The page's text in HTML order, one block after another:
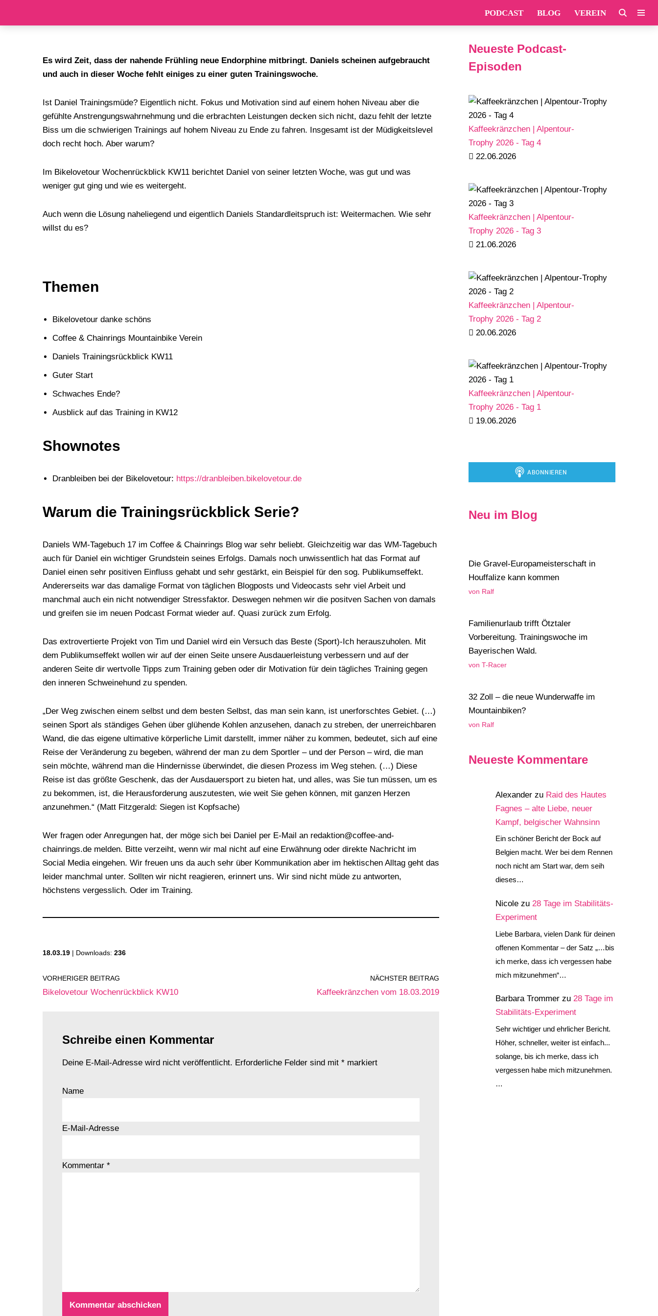
Zum
PODCAST BLOG VEREIN
Es wird Zeit, dass der nahende Frühling neue Endorphine mitbringt. Daniels scheinen aufgebraucht
und auch in dieser Woche fehlt einiges zu einer guten Trainingswoche.
Ist Daniel Trainingsmüde? Eigentlich nicht. Fokus und Motivation sind auf einem hohen Niveau aber die
gefühlte Anstrengungswahrnehmung und die erbrachten Leistungen decken sich nicht, dazu fehlt der letzte
Biss um die schwierigen Trainings auf hohem Niveau zu Ende zu fahren. Insgesamt ist der Müdigkeitslevel
doch recht hoch. Aber warum?
Im Bikelovetour Wochenrückblick KW11 berichtet Daniel von seiner letzten Woche, was gut und was
weniger gut ging und wie es weitergeht.
Auch wenn die Lösung naheliegend und eigentlich Daniels Standardleitspruch ist: Weitermachen. Wie sehr
willst du es?
Themen
Bikelovetour danke schöns
Coffee & Chainrings Mountainbike Verein
Daniels Trainingsrückblick KW11
Guter Start
Schwaches Ende?
Ausblick auf das Training in KW12
Shownotes
Dranbleiben bei der Bikelovetour: https://dranbleiben.bikelovetour.de
Warum die Trainingsrückblick Serie?
Daniels WM-Tagebuch 17 im Coffee & Chainrings Blog war sehr beliebt. Gleichzeitig war das WM-Tagebuch
auch für Daniel ein wichtiger Grundstein seines Erfolgs. Damals noch unwissentlich hat das Format auf
Daniel einen sehr positiven Einfluss gehabt und sehr gestärkt, ein Beispiel für den sog. Publikumseffekt.
Andererseits war das damalige Format von täglichen Blogposts und Videocasts sehr viel Arbeit und
manchmal auch ein nicht notwendiger Stressfaktor. Deswegen nehmen wir die positven Sachen von damals
und greifen sie im neuen Podcast Format wieder auf. Quasi zurück zum Erfolg.
Das extrovertierte Projekt von Tim und Daniel wird ein Versuch das Beste (Sport)-Ich herauszuholen. Mit
dem Publikumseffekt wollen wir auf der einen Seite unsere Ausdauerleistung verbessern und auf der
anderen Seite dir wertvolle Tipps zum Training geben oder dir Motivation für dein tägliches Training gegen
den inneren Schweinehund zu spenden.
„Der Weg zwischen einem selbst und dem besten Selbst, das man sein kann, ist unerforschtes Gebiet. (…)
seinen Sport als ständiges Gehen über glühende Kohlen anzusehen, danach zu streben, der unerreichbaren
Wand, die das eigene ultimative körperliche Limit darstellt, immer näher zu kommen, bedeutet, sich auf eine
Reise der Veränderung zu begeben, während der man zu dem Sportler – und der Person – wird, die man
sein möchte, während man die Hindernisse überwindet, die diesen Prozess im Weg stehen. (…) Diese
Reise ist das größte Geschenk, das der Ausdauersport zu bieten hat, und alles, was Sie tun müssen, um es
zu bekommen, ist, die Herausforderung auszutesten, wie weit Sie gehen können, mit ganzen Herzen
anzunehmen.“ (Matt Fitzgerald: Siegen ist Kopfsache)
Wer fragen oder Anregungen hat, der möge sich bei Daniel per E-Mail an redaktion@coffee-and-
chainrings.de melden. Bitte verzeiht, wenn wir mal nicht auf eine Erwähnung oder direkte Nachricht im
Social Media eingehen. Wir freuen uns da auch sehr über Kommunikation aber im hektischen Alltag geht das
leider manchmal unter. Sollten wir nicht reagieren, erinnert uns. Wir sind nicht müde zu antworten,
höchstens vergesslich. Oder im Training.
18.03.19 | Downloads: 236
VORHERIGER BEITRAG
Bikelovetour Wochenrückblick KW10
NÄCHSTER BEITRAG
Kaffeekränzchen vom 18.03.2019
Schreibe einen Kommentar
Deine E-Mail-Adresse wird nicht veröffentlicht. Erforderliche Felder sind mit * markiert
Name
E-Mail-Adresse
Kommentar *
Neueste Podcast-
Episoden
Kaffeekränzchen | Alpentour-
Trophy 2026 - Tag 4
22.06.2026
Kaffeekränzchen | Alpentour-
Trophy 2026 - Tag 3
21.06.2026
Kaffeekränzchen | Alpentour-
Trophy 2026 - Tag 2
20.06.2026
Kaffeekränzchen | Alpentour-
Trophy 2026 - Tag 1
19.06.2026
Neu im Blog
Die Gravel-Europameisterschaft in
Houffalize kann kommen
von Ralf
Familienurlaub trifft Ötztaler
Vorbereitung. Trainingswoche im
Bayerischen Wald.
von T-Racer
32 Zoll – die neue Wunderwaffe im
Mountainbiken?
von Ralf
Neueste Kommentare
Alexander zu Raid des Hautes
Fagnes – alte Liebe, neuer
Kampf, belgischer Wahnsinn
Ein schöner Bericht der Bock auf
Belgien macht. Wer bei dem Rennen
noch nicht am Start war, dem seih
dieses…
Nicole zu28 Tage im Stabilitäts-
Experiment
Liebe Barbara, vielen Dank für deinen
offenen Kommentar – der Satz „…bis
ich merke, dass ich vergessen habe
mich mitzunehmen“…
Barbara Trommer zu28 Tage im
Stabilitäts-Experiment
Sehr wichtiger und ehrlicher Bericht.
Höher, schneller, weiter ist einfach...
solange, bis ich merke, dass ich
vergessen habe mich mitzunehmen.
…